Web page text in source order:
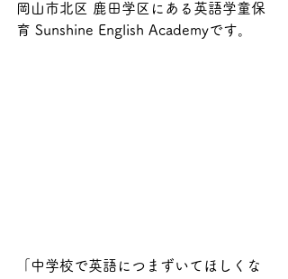
岡山市北区 鹿田学区にある英語学童保
育 Sunshine English Academyです。
「中学校で英語につまずいてほしくな